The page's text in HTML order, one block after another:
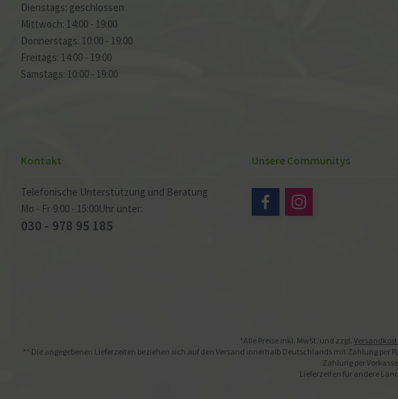
Dienstags: geschlossen
Mittwoch: 14:00 - 19:00
Donnerstags: 10:00 - 19:00
Freitags: 14:00 - 19:00
Samstags: 10:00 - 19:00
Kontakt
Telefonische Unterstützung und Beratung
Mo - Fr 9:00 - 15:00Uhr unter:
030 - 978 95 185
Unsere Communitys
*Alle Preise inkl. MwSt. und zzgl.
** Die angegebenen Lieferzeiten beziehen sich auf den Versand innerhalb Deutschlands mit Zahlung
Zahlung per
Lieferzeiten für andere